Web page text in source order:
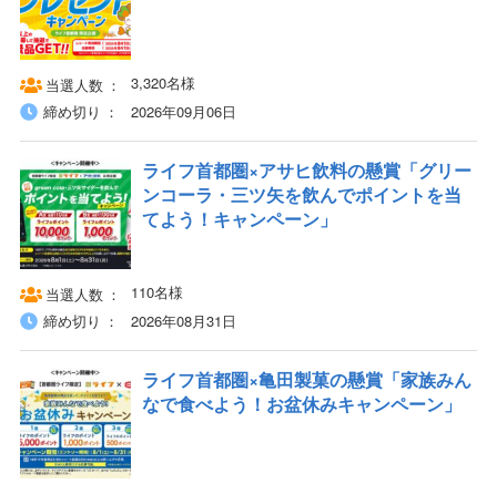
当選人数
3,320名様
締め切り
2026年09月06日
ライフ首都圏×アサヒ飲料の懸賞「グリー
ンコーラ・三ツ矢を飲んでポイントを当
てよう！キャンペーン」
当選人数
110名様
締め切り
2026年08月31日
ライフ首都圏×亀田製菓の懸賞「家族みん
なで食べよう！お盆休みキャンペーン」